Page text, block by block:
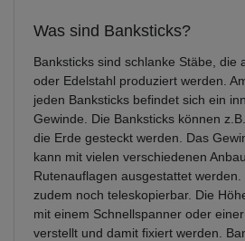
Was sind Banksticks?
Banksticks sind schlanke Stäbe, die
oder Edelstahl produziert werden.
jeden Banksticks befindet sich ein
Gewinde. Die Banksticks können
die Erde gesteckt werden. Das
kann mit vielen verschiedenen
Rutenauflagen ausgestattet werden.
zudem noch teleskopierbar. Die
mit einem Schnellspanner oder
verstellt und damit fixiert werden.